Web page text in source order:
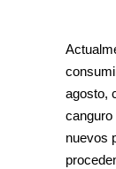
agosto,
nuevos